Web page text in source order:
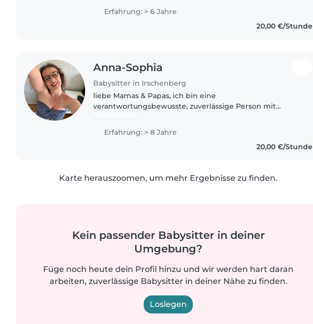
im Gesundheitsbereich..
Erfahrung: > 6 Jahre
20,00 €/Stunde
Anna-Sophia
Babysitter in Irschenberg
liebe Mamas & Papas, ich bin eine
verantwortungsbewusste, zuverlässige Person mit
Erfahrung: > 8 Jahre
20,00 €/Stunde
Karte herauszoomen, um mehr Ergebnisse zu finden.
Kein passender Babysitter in deiner
Umgebung?
Füge noch heute dein Profil hinzu und wir werden hart daran
arbeiten, zuverlässige Babysitter in deiner Nähe zu finden.
Loslegen